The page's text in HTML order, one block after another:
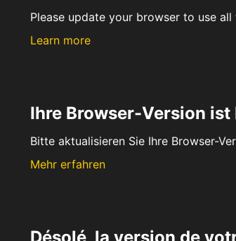
Please update your browser to use
Learn more
Ihre Browser-Version
Bitte aktualisieren Sie Ihre Browser-
Mehr erfahren